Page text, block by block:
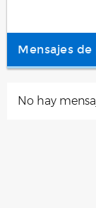
Mensajes
No hay